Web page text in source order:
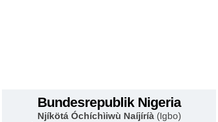
Bundesrepublik Nigeria
Njíkötá Óchíchìiwù Naíjíríà(Igbo)